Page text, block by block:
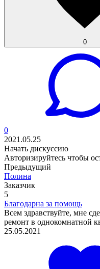
0
0
2021.05.25
Начать дискуссию
Авторизируйтесь чтобы
Предыдущий
Полина
Заказчик
5
Благодарна за помощь
Всем здравствуйте, мне
ремонт в однокомнатной
25.05.2021